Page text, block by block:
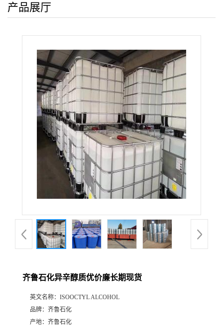
产品展厅
齐鲁石化异辛醇质优价廉长期现货
英文名称： ISOOCTYL ALCOHOL
品牌： 齐鲁石化
产地： 齐鲁石化